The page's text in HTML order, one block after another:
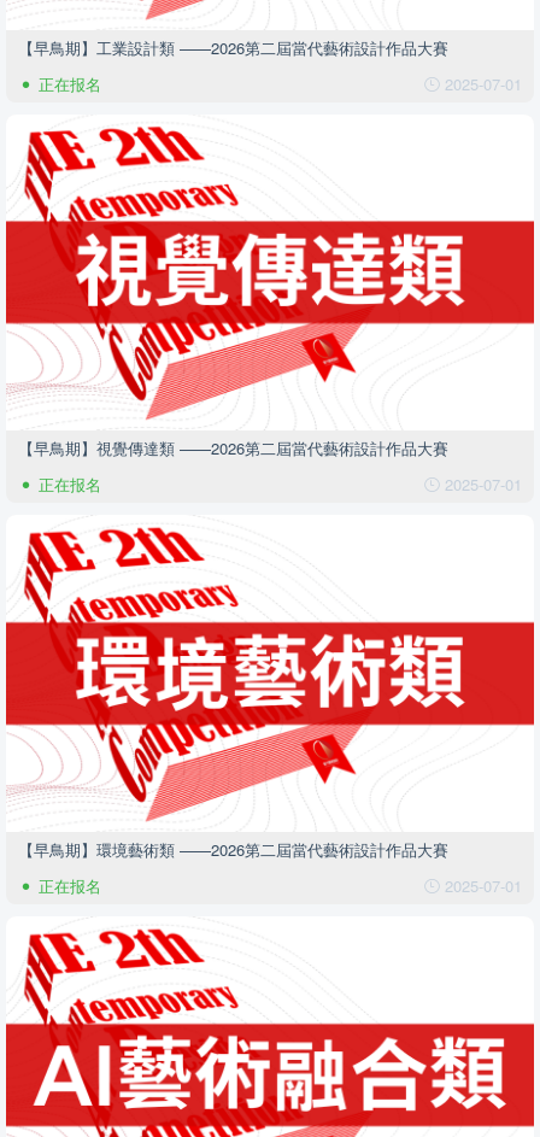
【早鳥期】工業設計類 ——2026第二屆當代藝術設計作品大賽
2025-07-01
正在报名
【早鳥期】視覺傳達類 ——2026第二屆當代藝術設計作品大賽
2025-07-01
正在报名
【早鳥期】環境藝術類 ——2026第二屆當代藝術設計作品大賽
2025-07-01
正在报名